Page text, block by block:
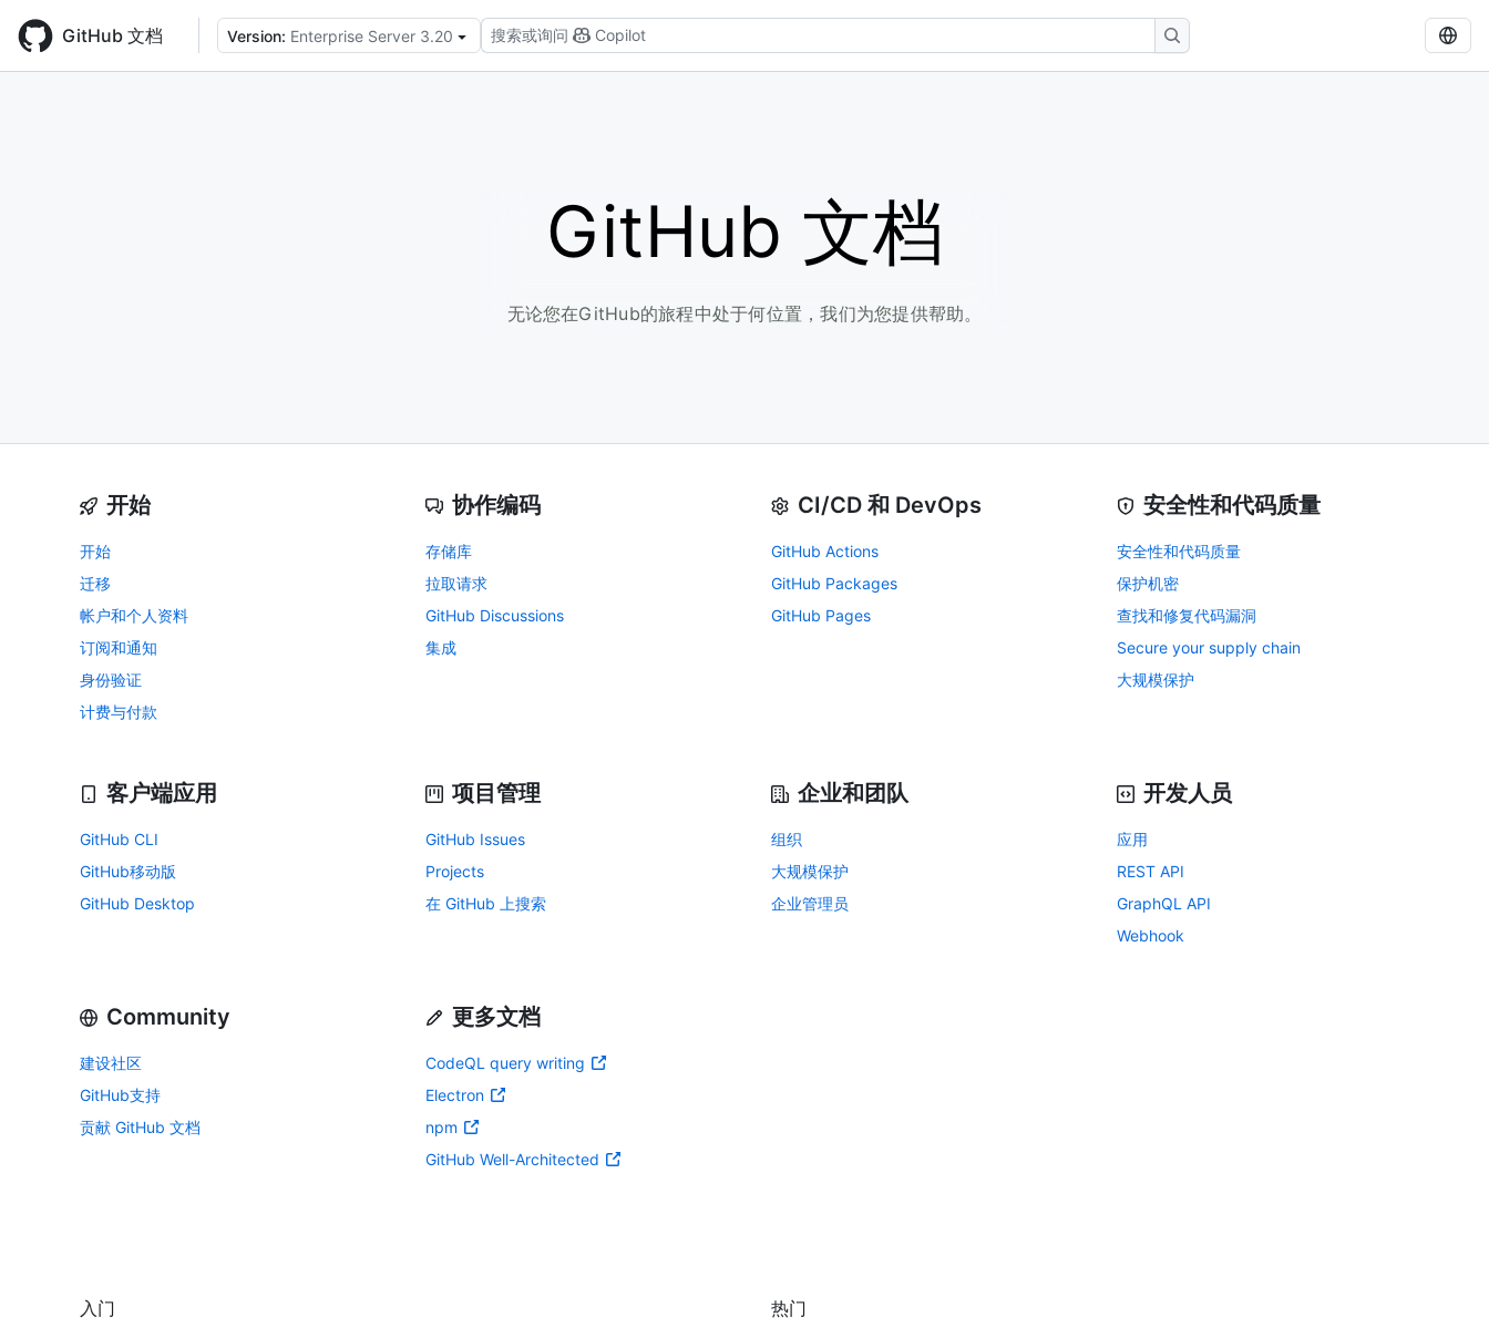
main
GitHub 文档 Version: Enterprise Server 3.20 搜索或询问 Copilot
GitHub 文档
无论您在GitHub的旅程中处于何位置，我们为您提供帮助。
开始
开始
迁移
帐户和个人资料
订阅和通知
身份验证
计费与付款
协作编码
存储库
拉取请求
GitHub Discussions
集成
CI/CD 和 DevOps
GitHub Actions
GitHub Packages
GitHub Pages
安全性和代码质量
安全性和代码质量
保护机密
查找和修复代码漏洞
Secure your supply chain
大规模保护
客户端应用
GitHub CLI
GitHub移动版
GitHub Desktop
项目管理
GitHub Issues
Projects
在 GitHub 上搜索
企业和团队
组织
大规模保护
企业管理员
开发人员
应用
REST API
GraphQL API
Webhook
Community
建设社区
GitHub支持
贡献 GitHub 文档
更多文档
CodeQL query writing
Electron
npm
GitHub Well-Architected
入门 热门